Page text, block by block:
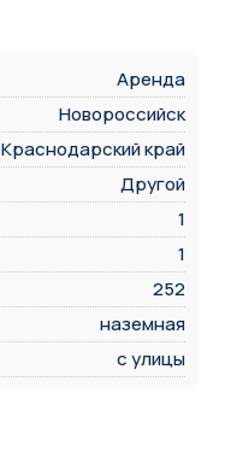
Аренда
Новороссийск
Краснодарский край
Другой
1
1
252
наземная
с улицы